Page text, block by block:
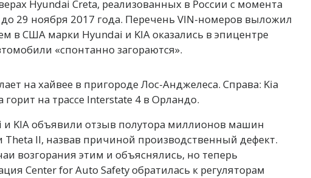
Hyundai Creta, реализованных в России с момента
29 ноября 2017 года. Перечень VIN-номеров выложил
в США марки Hyundai и KIA оказались в эпицентре
«спонтанно загораются».
на хайвее в пригороде Лос-Анджелеса. Справа: Kia
горит на трассе Interstate 4 в Орландо.
и KIA объявили отзыв полутора миллионов машин
II, назвав причиной производственный дефект.
возгорания этим и объяснялись, но теперь
Center for Auto Safety обратилась к регуляторам